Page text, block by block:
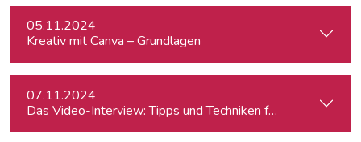
05.11.2024
Kreativ mit Canva – Grundlagen
07.11.2024
Das Video-Interview: Tipps und Techniken für TV und Web